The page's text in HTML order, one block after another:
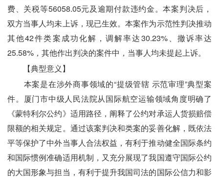
费、关税等56058.05元及逾期付款违约金。本案判决后，
双方当事人均未上诉，现已生效。本案作为示范性判决推动
其他42件类案成功化解，调解率达30.23%、撤诉率达
25.58%，其他作出判决的案件中，当事人均未提起上诉。
【典型意义】
本案是在涉外商事领域的“提级管辖 示范审理”典型案
件。厦门市中级人民法院从国际航空运输领域角度明确了
《蒙特利尔公约》适用路径，阐释了公约对承运人货损赔偿
限额的相关规定。通过该案判决和类案的妥善化解，既依法
平等保护了中外当事人合法权益，有利于推动健全国际条约
和国际惯例准确适用机制，又充分展现了我国遵守国际公约
的大国形象与担当，有利于提升我国司法的国际公信力和影